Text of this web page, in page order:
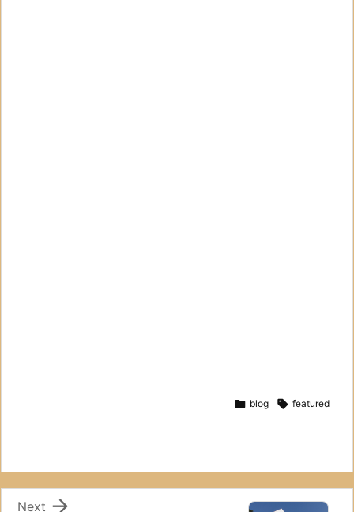
 blog  featured

Next